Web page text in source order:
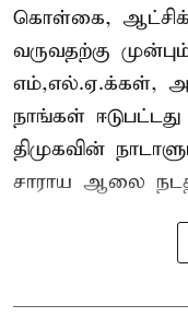
கொள்கை,
வருவதற்கு
எம்,எல்.ஏ.க்கள்,
நாங்கள் ஈடுபட்டது
திமுகவின்
சாராய ஆலை